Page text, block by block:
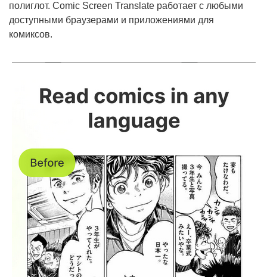
полиглот. Comic Screen Translate работает с любыми
доступными браузерами и приложениями для
комиксов.